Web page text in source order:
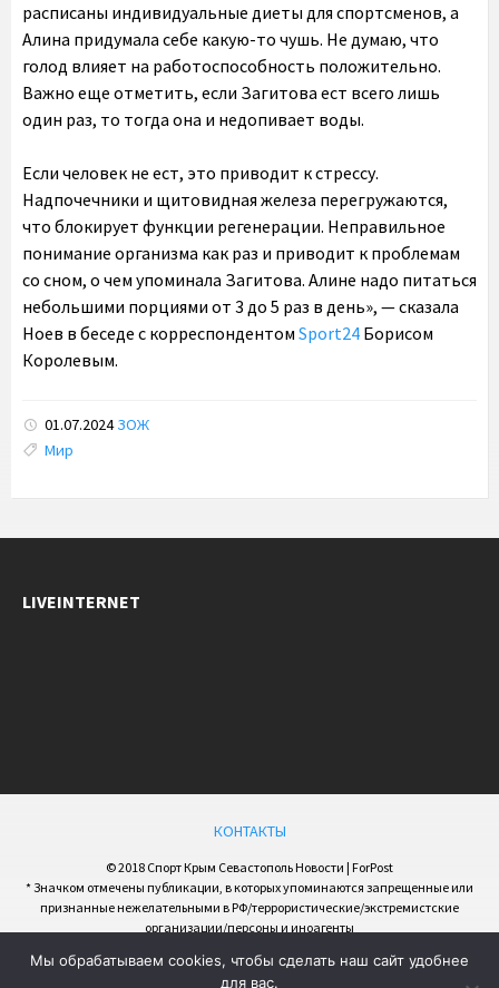
расписаны индивидуальные диеты для спортсменов, а
Алина придумала себе какую-то чушь. Не думаю, что
голод влияет на работоспособность положительно.
Важно еще отметить, если Загитова ест всего лишь
один раз, то тогда она и недопивает воды.
Если человек не ест, это приводит к стрессу.
Надпочечники и щитовидная железа перегружаются,
что блокирует функции регенерации. Неправильное
понимание организма как раз и приводит к проблемам
со сном, о чем упоминала Загитова. Алине надо питаться
небольшими порциями от 3 до 5 раз в день», — сказала
Ноев в беседе с корреспондентом Sport24 Борисом
Королевым.
01.07.2024ЗОЖ
Tags:
Мир
LIVEINTERNET
КОНТАКТЫ
© 2018 Спорт Крым Севастополь Новости | ForPost
* Значком отмечены публикации, в которых упоминаются запрещенные или
признанные нежелательными в РФ/террористические/экстремистские
организации/персоны и иноагенты
Мы обрабатываем cookies, чтобы сделать наш сайт удобнее
для вас.